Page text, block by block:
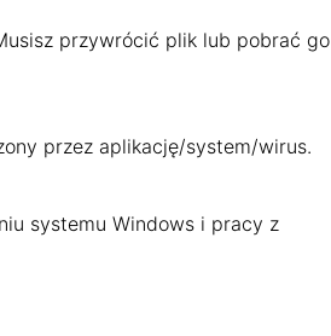
przywrócić plik lub pobrać go
przez aplikację/system/wirus.
systemu Windows i pracy z